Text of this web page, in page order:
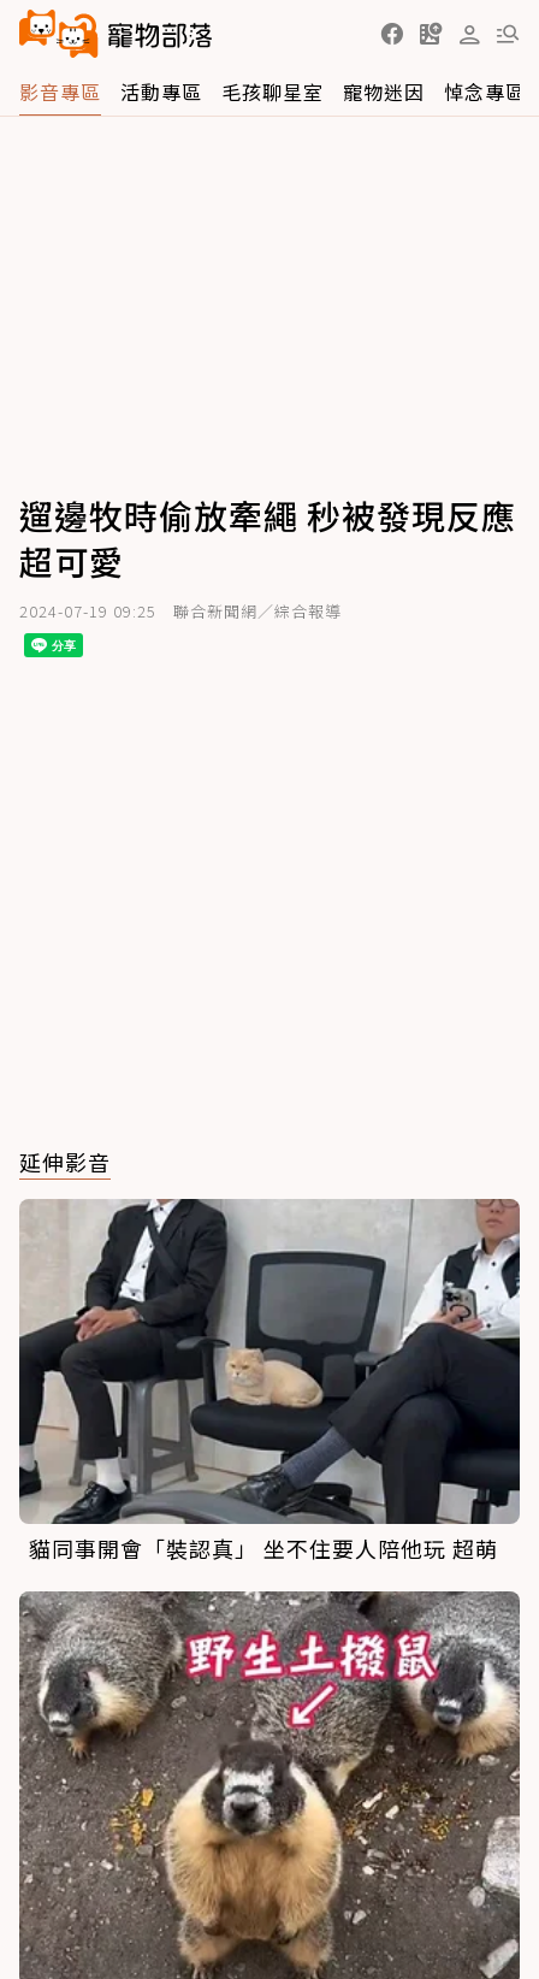
影音專區 活動專區 毛孩聊星室 寵物迷因 悼念專區
遛邊牧時偷放牽繩 秒被發現反應
超可愛
2024-07-19 09:25 聯合新聞網／綜合報導
延伸影音
貓同事開會「裝認真」 坐不住要人陪他玩 超萌